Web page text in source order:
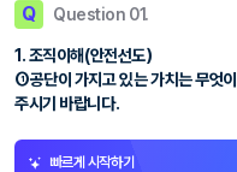
Q Question 01.
1. 조직이해(안전선도）
①공단이 가지고 있는 가치는 무엇
주시기 바랍니다.
빠르게 시작하기